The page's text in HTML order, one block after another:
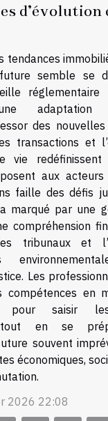
d’évolution
tendances
semble se
réglementaire
adaptation
des
transactions et
vie redéfinissent
aux
faille des défis
marqué par une
compréhension
tribunaux et
Les
compétences en
pour saisir
tout en se
souvent
économiques,
2026 22:08